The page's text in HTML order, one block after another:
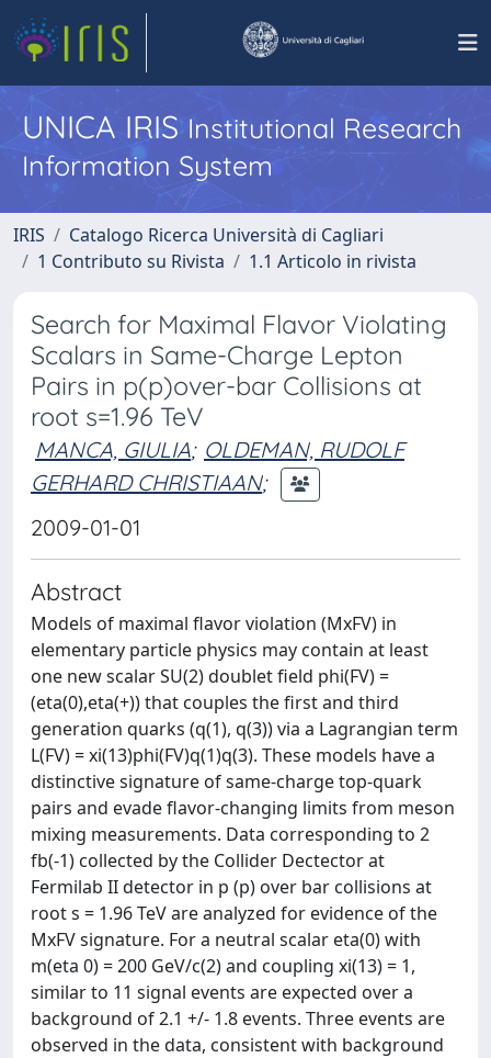
UNICA IRISInstitutional Research
Information System
IRIS
Catalogo Ricerca Università di Cagliari
1 Contributo su Rivista
1.1 Articolo in rivista
Search for Maximal Flavor Violating
Scalars in Same-Charge Lepton
Pairs in p(p)over-bar Collisions at
root s=1.96 TeV
MANCA, GIULIA; OLDEMAN, RUDOLF
GERHARD CHRISTIAAN;
2009-01-01
Abstract
Models of maximal flavor violation (MxFV) in
elementary particle physics may contain at least
one new scalar SU(2) doublet field phi(FV) =
(eta(0),eta(+)) that couples the first and third
generation quarks (q(1), q(3)) via a Lagrangian term
L(FV) = xi(13)phi(FV)q(1)q(3). These models have a
distinctive signature of same-charge top-quark
pairs and evade flavor-changing limits from meson
mixing measurements. Data corresponding to 2
fb(-1) collected by the Collider Dectector at
Fermilab II detector in p (p) over bar collisions at
root s = 1.96 TeV are analyzed for evidence of the
MxFV signature. For a neutral scalar eta(0) with
m(eta 0) = 200 GeV/c(2) and coupling xi(13) = 1,
similar to 11 signal events are expected over a
background of 2.1 +/- 1.8 events. Three events are
observed in the data, consistent with background